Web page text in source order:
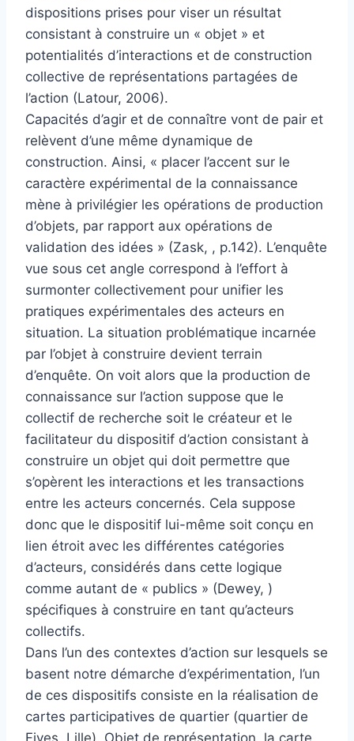
dispositions prises pour viser un résultat
consistant à construire un « objet » et
potentialités d’interactions et de construction
collective de représentations partagées de
l’action (Latour, 2006).
Capacités d’agir et de connaître vont de pair et
relèvent d’une même dynamique de
construction. Ainsi, « placer l’accent sur le
caractère expérimental de la connaissance
mène à privilégier les opérations de production
d’objets, par rapport aux opérations de
validation des idées » (Zask, , p.142). L’enquête
vue sous cet angle correspond à l’effort à
surmonter collectivement pour unifier les
pratiques expérimentales des acteurs en
situation. La situation problématique incarnée
par l’objet à construire devient terrain
d’enquête. On voit alors que la production de
connaissance sur l’action suppose que le
collectif de recherche soit le créateur et le
facilitateur du dispositif d’action consistant à
construire un objet qui doit permettre que
s’opèrent les interactions et les transactions
entre les acteurs concernés. Cela suppose
donc que le dispositif lui-même soit conçu en
lien étroit avec les différentes catégories
d’acteurs, considérés dans cette logique
comme autant de « publics » (Dewey, )
spécifiques à construire en tant qu’acteurs
collectifs.
Dans l’un des contextes d’action sur lesquels se
basent notre démarche d’expérimentation, l’un
de ces dispositifs consiste en la réalisation de
cartes participatives de quartier (quartier de
Fives, Lille). Objet de représentation, la carte